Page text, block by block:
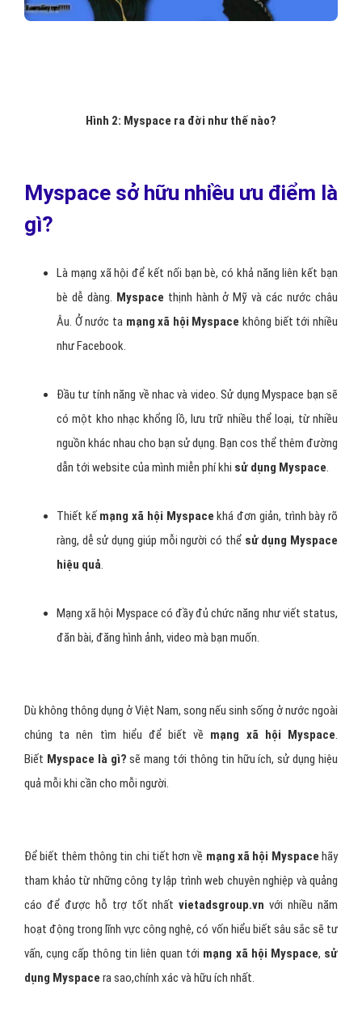
Hình 2: Myspace ra đời như thế nào?
Myspace sở hữu nhiều ưu điểm là
gì?
Là mạng xã hội để kết nối bạn bè, có khả năng liên kết bạn
bè dễ dàng. Myspace thịnh hành ở Mỹ và các nước châu
Âu. Ở nước tamạng xã hội Myspace không biết tới nhiều
như Facebook.
Đầu tư tính năng về nhac và video. Sử dụng Myspace bạn sẽ
có một kho nhạc khổng lồ, lưu trữ nhiều thể loại, từ nhiều
nguồn khác nhau cho bạn sử dụng. Bạn cos thể thêm đường
dẫn tới website của mình miễn phí khi sử dụng Myspace.
Thiết kế mạng xã hội Myspace khá đơn giản, trình bày rõ
ràng, dễ sử dụng giúp mỗi người có thể sử dụng Myspace
hiệu quả.
Mạng xã hội Myspace có đầy đủ chức năng như viết status,
đăn bài, đăng hình ảnh, video mà bạn muốn.
Dù không thông dụng ở Việt Nam, song nếu sinh sống ở nước ngoài
chúng ta nên tìm hiểu để biết về mạng xã hội Myspace.
Biết Myspace là gì?sẽ mang tới thông tin hữu ích, sử dụng hiệu
quả mỗi khi cần cho mỗi người.
Để biết thêm thông tin chi tiết hơn về mạng xã hội Myspace hãy
tham khảo từ những công ty lập trình web chuyên nghiệp và quảng
cáo để được hỗ trợ tốt nhất vietadsgroup.vn với nhiều năm
hoạt động trong lĩnh vực công nghệ, có vốn hiểu biết sâu sắc sẽ tư
vấn, cụng cấp thông tin liên quan tới mạng xã hội Myspace, sử
dụng Myspace ra sao,chính xác và hữu ích nhất.